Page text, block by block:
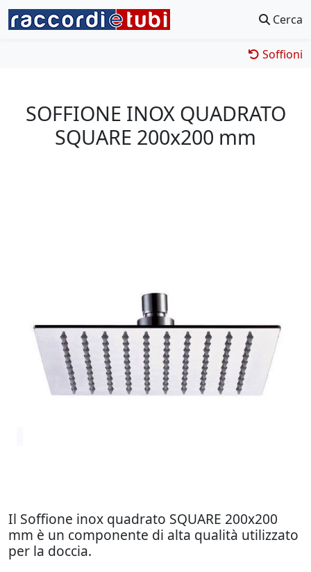
Cerca
Soffioni
SOFFIONE INOX QUADRATO
SQUARE 200x200 mm
Il Soffione inox quadrato SQUARE 200x200
mm è un componente di alta qualità utilizzato
per la doccia.